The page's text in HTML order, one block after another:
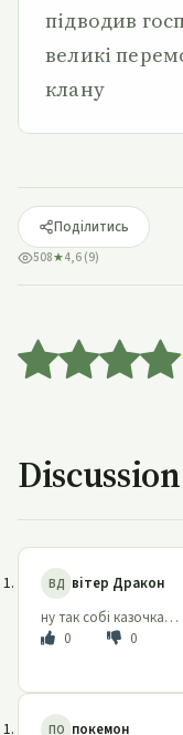
підводив
великі
клану
Поділитись
508★4,6 (9)
ВД вітер Дракон
ну так собі казочка…
0
0
ПО покемон